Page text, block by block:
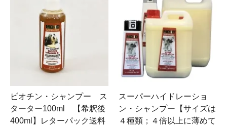
ビオチン・シャンプー ス
ターター100ml 【希釈後
400ml】レターパック送料
スーパーハイドレーショ
ン・シャンプー【サイズは
４種類；４倍以上に薄めて